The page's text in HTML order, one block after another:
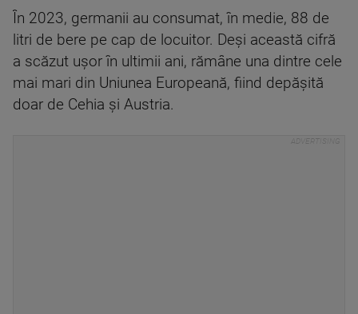
În 2023, germanii au consumat, în medie, 88 de
litri de bere pe cap de locuitor. Deși această cifră
a scăzut ușor în ultimii ani, rămâne una dintre cele
mai mari din Uniunea Europeană, fiind depășită
doar de Cehia și Austria.